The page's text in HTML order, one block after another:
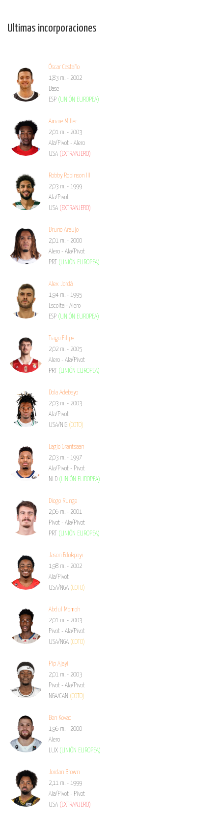
Ultimas incorporaciones
Óscar Castaño
1,83 m. - 2002
Base
ESP (UNIÓN EUROPEA)
Amare Miller
2,01 m. - 2003
Ala/Pivot - Alero
USA (EXTRANJERO)
Robby Robinson III
2,03 m. - 1999
Ala/Pivot
USA (EXTRANJERO)
Bruno Araujo
2,01 m. - 2000
Alero - Ala/Pivot
PRT (UNIÓN EUROPEA)
Alex Jordá
1,94 m. - 1995
Escolta - Alero
ESP (UNIÓN EUROPEA)
Tiago Filipe
2,02 m. - 2005
Alero - Ala/Pivot
PRT (UNIÓN EUROPEA)
Dola Adebayo
2,03 m. - 2003
Ala/Pivot
USA/NIG (COTO)
Lagio Grantsaan
2,03 m. - 1997
Ala/Pivot - Pivot
NLD (UNIÓN EUROPEA)
Diogo Runge
2,06 m. - 2001
Pivot - Ala/Pivot
PRT (UNIÓN EUROPEA)
Jason Edokpayi
1,98 m. - 2002
Ala/Pivot
USA/NGA (COTO)
Abdul Momoh
2,01 m. - 2003
Pivot - Ala/Pivot
USA/NGA (COTO)
Pip Ajayi
2,01 m. - 2003
Pivot - Ala/Pivot
NGA/CAN (COTO)
Ben Kovac
1,96 m. - 2000
Alero
LUX (UNIÓN EUROPEA)
Jordan Brown
2,11 m. - 1999
Ala/Pivot - Pivot
USA (EXTRANJERO)